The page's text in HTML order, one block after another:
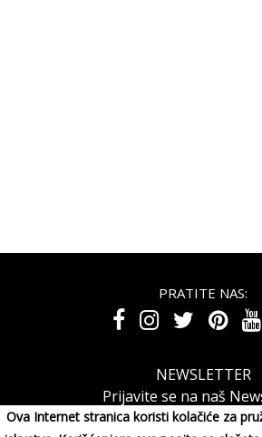
Ova Internet stranica koristi kolačiće za
PRATITE NAS:
NEWSLETTER
Prijavite se na naš